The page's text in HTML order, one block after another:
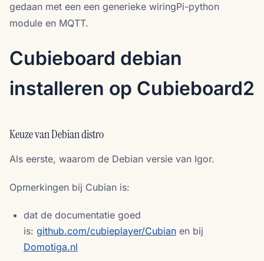
gedaan met een een generieke wiringPi-python
module en MQTT.
Cubieboard debian
installeren op Cubieboard2
Keuze van Debian distro
Als eerste, waarom de Debian versie van Igor.
Opmerkingen bij Cubian is:
dat de documentatie goed
is: github.com/cubieplayer/Cubian en bij
Domotiga.nl